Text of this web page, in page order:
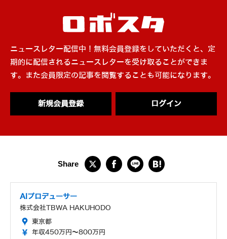
ニュースレター配信中！無料会員登録をしていただくと、定
期的に配信されるニュースレターを受け取ることができま
す。また会員限定の記事を閲覧することも可能になります。
新規会員登録 ログイン
AIプロデューサー
株式会社TBWA HAKUHODO
東京都
年収450万円～800万円